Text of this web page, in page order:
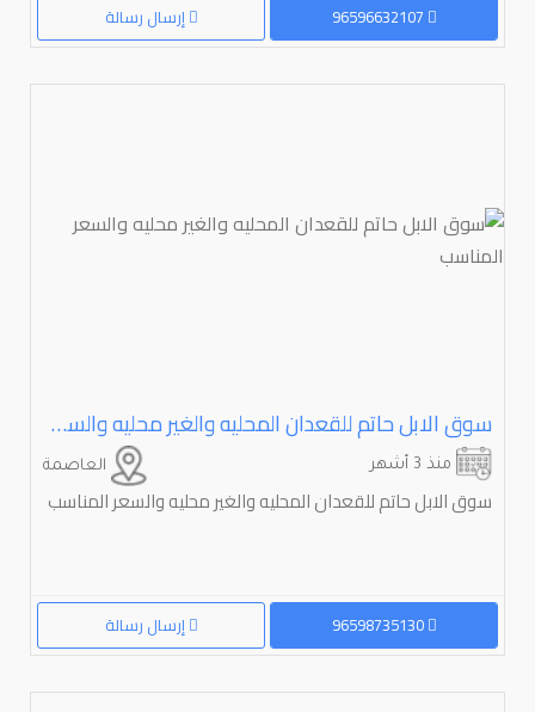
إرسال رسالة
سوق الابل حاتم للقعدان المحليه والغير محليه والسعر المناسب
العاصمة منذ 3 أشهر
سوق الابل حاتم للقعدان المحليه والغير محليه والسعر المناسب
إرسال رسالة 96598735130